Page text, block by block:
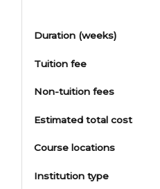
Duration (weeks)
Tuition fee
Non-tuition fees
Estimated total cost
Course locations
Institution type